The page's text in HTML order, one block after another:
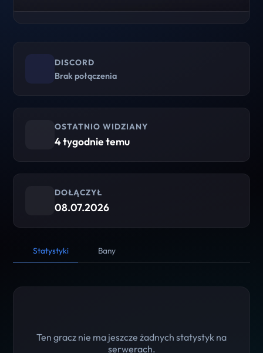
DISCORD
Brak połączenia
OSTATNIO WIDZIANY
4 tygodnie temu
DOŁĄCZYŁ
08.07.2026
Statystyki Bany
Ten gracz nie ma jeszcze żadnych statystyk na
serwerach.